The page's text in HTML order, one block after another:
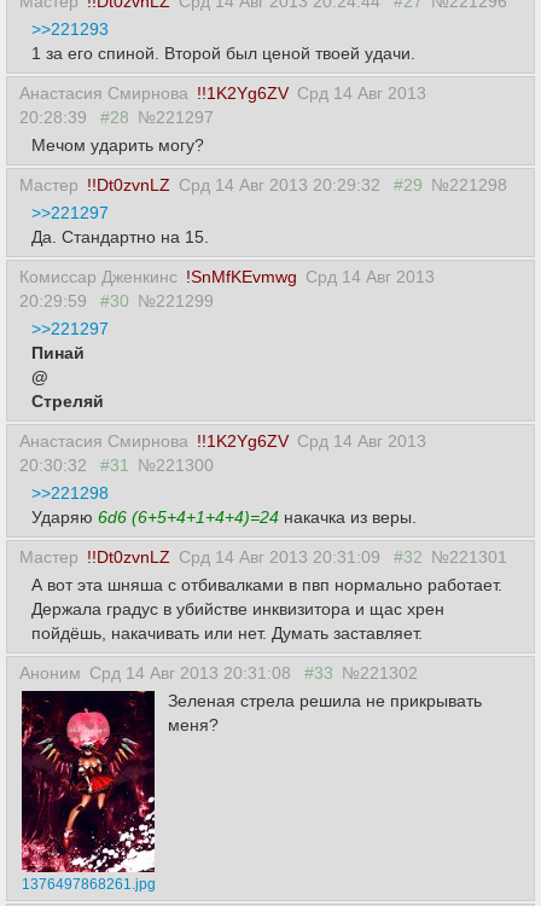
>>221293
1 за его спиной. Второй был ценой твоей удачи.
Анастасия Смирнова !!1K2Yg6ZV Срд 14 Авг 2013
20:28:39
#28 №221297
Мечом ударить могу?
Мастер !!Dt0zvnLZ Срд 14 Авг 2013 20:29:32 #29 №221298
>>221297
Да. Стандартно на 15.
Комиссар Дженкинс !SnMfKEvmwg Срд 14 Авг 2013
20:29:59
#30 №221299
>>221297
Пинай
@
Стреляй
Анастасия Смирнова !!1K2Yg6ZV Срд 14 Авг 2013
20:30:32
#31
№221300
>>221298
Ударяю 6d6 (6+5+4+1+4+4)=24 накачка из веры.
Мастер !!Dt0zvnLZ Срд 14 Авг 2013 20:31:09 #32 №221301
А вот эта шняша с отбивалками в пвп нормально работает.
Держала градус в убийстве инквизитора и щас хрен
пойдёшь, накачивать или нет. Думать заставляет.
Аноним Срд 14 Авг 2013 20:31:08 #33 №221302
1376497868261.jpg
Зеленая стрела решила не прикрывать
меня?